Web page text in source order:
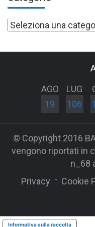
Categorie
AGO
19
LUG
106
© Copyright 2016
vengono riportati in
n_68
Privacy
Cookie
Informativa sulla raccolta